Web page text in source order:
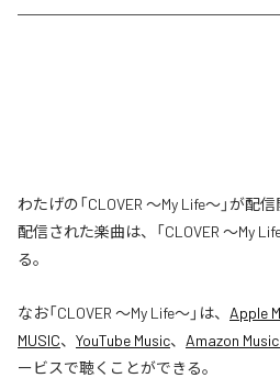
わたげの「CLOVER ～My Life～」が配
配信された楽曲は、「CLOVER ～My
る。
なお「CLOVER ～My Life～」は、 Apple
MUSIC、 YouTube Music、 Amazon
ービスで聴くことができる。